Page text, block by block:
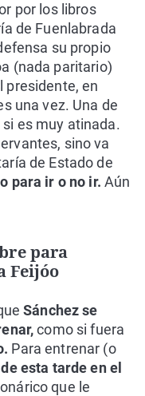
por los libros
de Fuenlabrada
su propio
(nada paritario)
presidente, en
una vez. Una de
es muy atinada.
sino va
de Estado de
para ir o no ir. Aún
para
Feijóo
Sánchez se
como si fuera
Para entrenar (o
esta tarde en el
que le